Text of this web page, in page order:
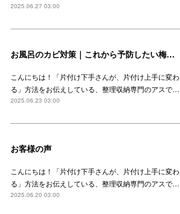
2025.06.27 03:00
お風呂のカビ対策｜これから予防したい梅雨時期のカビ
こんにちは！「片付け下手さんが、片付け上手に変わ
る」方法をお伝えしている、整理収納専門のアスで…
2025.06.23 03:00
お客様の声
こんにちは！「片付け下手さんが、片付け上手に変わ
る」方法をお伝えしている、整理収納専門のアスで…
2025.06.20 03:00